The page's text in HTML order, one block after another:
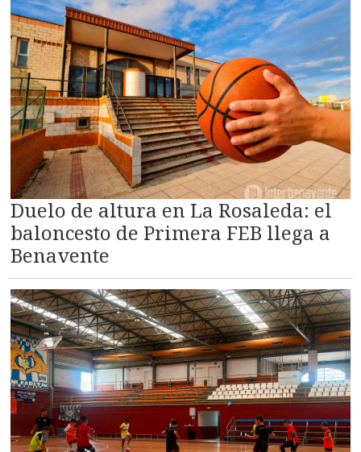
Duelo de altura en La Rosaleda: el
baloncesto de Primera FEB llega a
Benavente